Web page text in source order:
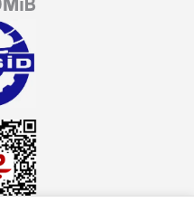
konusunda
üstünde olacaktır.